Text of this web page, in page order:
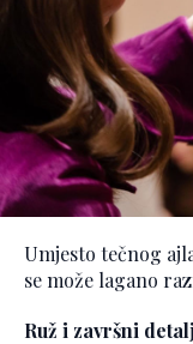
Umjesto tečnog
se može lagano
Ruž i završni